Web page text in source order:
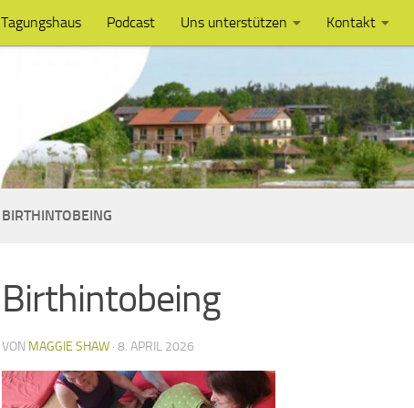
Tagungshaus Podcast Uns unterstützen Kontakt
BIRTHINTOBEING
Birthintobeing
VON MAGGIE SHAW · 8. APRIL 2026